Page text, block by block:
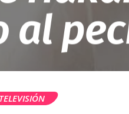
al
TELEVISIÓN